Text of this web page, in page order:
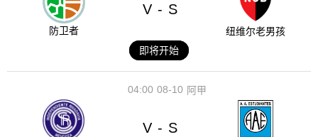
防卫者
V - S
纽维尔老男孩
即将开始
08-10
04:00 阿甲
V - S